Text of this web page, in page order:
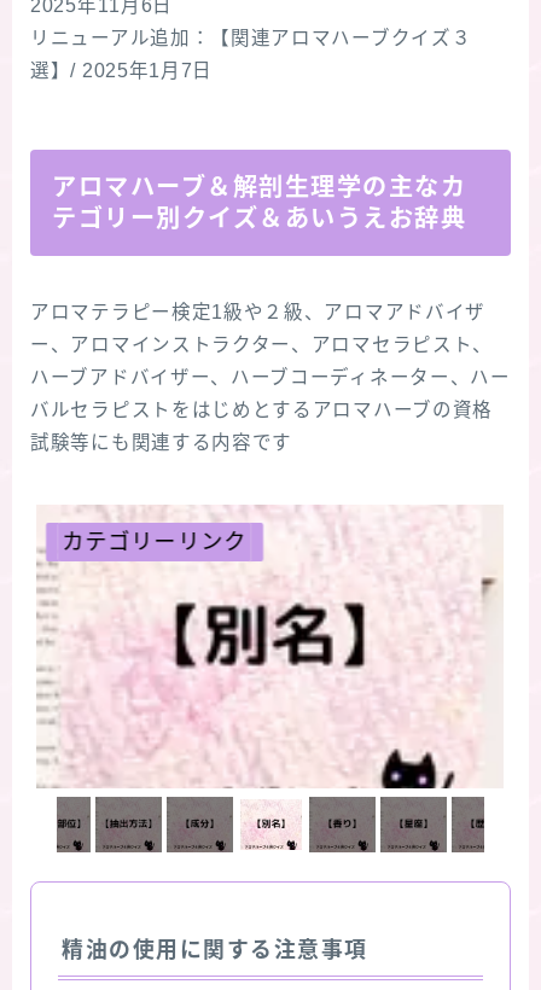
2025年11月6日
リニューアル追加：【関連アロマハーブクイズ３
選】/ 2025年1月7日
アロマハーブ＆解剖生理学の主なカ
テゴリー別クイズ＆あいうえお辞典
アロマテラピー検定1級や２級、アロマアドバイザ
ー、アロマインストラクター、アロマセラピスト、
ハーブアドバイザー、ハーブコーディネーター、ハー
バルセラピストをはじめとするアロマハーブの資格
試験等にも関連する内容です
カテゴリーリンク
精油の使用に関する注意事項